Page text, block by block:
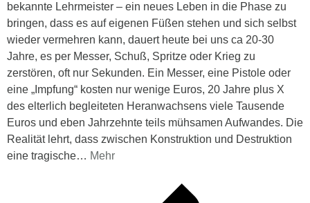
bekannte Lehrmeister – ein neues Leben in die Phase zu
bringen, dass es auf eigenen Füßen stehen und sich selbst
wieder vermehren kann, dauert heute bei uns ca 20-30
Jahre, es per Messer, Schuß, Spritze oder Krieg zu
zerstören, oft nur Sekunden. Ein Messer, eine Pistole oder
eine „Impfung“ kosten nur wenige Euros, 20 Jahre plus X
des elterlich begleiteten Heranwachsens viele Tausende
Euros und eben Jahrzehnte teils mühsamen Aufwandes. Die
Realität lehrt, dass zwischen Konstruktion und Destruktion
eine tragische… Mehr